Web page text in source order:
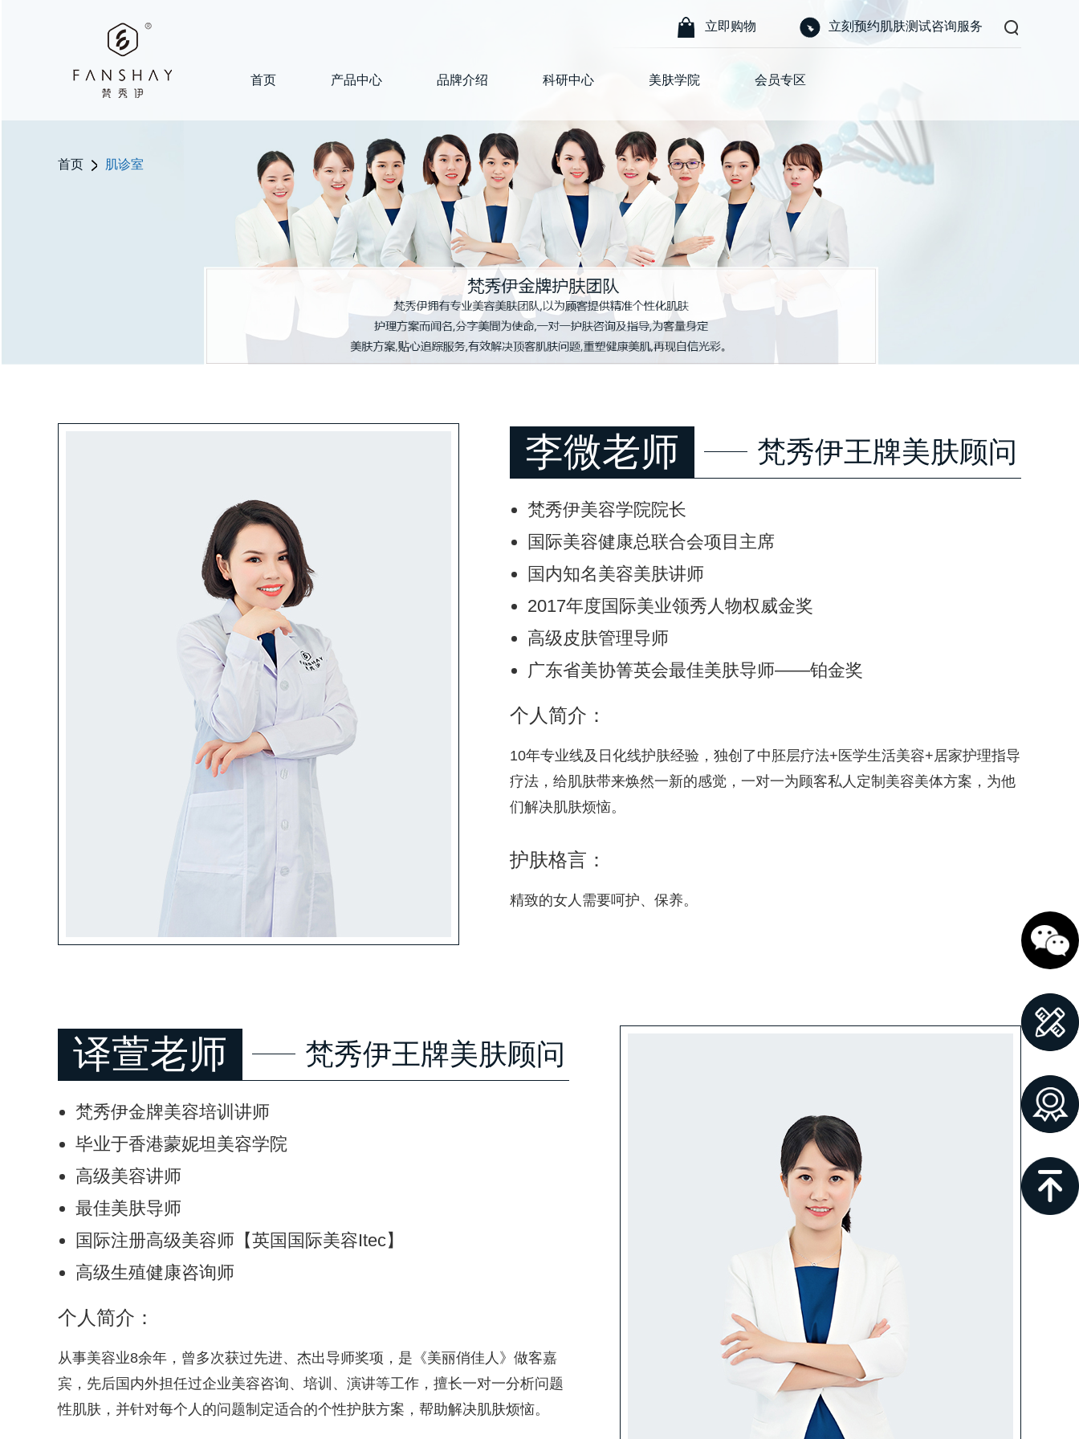
立即购物 立刻预约肌肤测试咨询服务
首页 产品中心 品牌介绍 科研中心 美肤学院 会员专区
首页 肌诊室
李微老师 梵秀伊王牌美肤顾问
梵秀伊美容学院院长
国际美容健康总联合会项目主席
国内知名美容美肤讲师
2017年度国际美业领秀人物权威金奖
高级皮肤管理导师
广东省美协箐英会最佳美肤导师——铂金奖
个人简介：
10年专业线及日化线护肤经验，独创了中胚层疗法+医学生活美容+居家护理指导
疗法，给肌肤带来焕然一新的感觉，一对一为顾客私人定制美容美体方案，为他
们解决肌肤烦恼。
护肤格言：
精致的女人需要呵护、保养。
译萱老师 梵秀伊王牌美肤顾问
梵秀伊金牌美容培训讲师
毕业于香港蒙妮坦美容学院
高级美容讲师
最佳美肤导师
国际注册高级美容师【英国国际美容Itec】
高级生殖健康咨询师
个人简介：
从事美容业8余年，曾多次获过先进、杰出导师奖项，是《美丽俏佳人》做客嘉
宾，先后国内外担任过企业美容咨询、培训、演讲等工作，擅长一对一分析问题
性肌肤，并针对每个人的问题制定适合的个性护肤方案，帮助解决肌肤烦恼。